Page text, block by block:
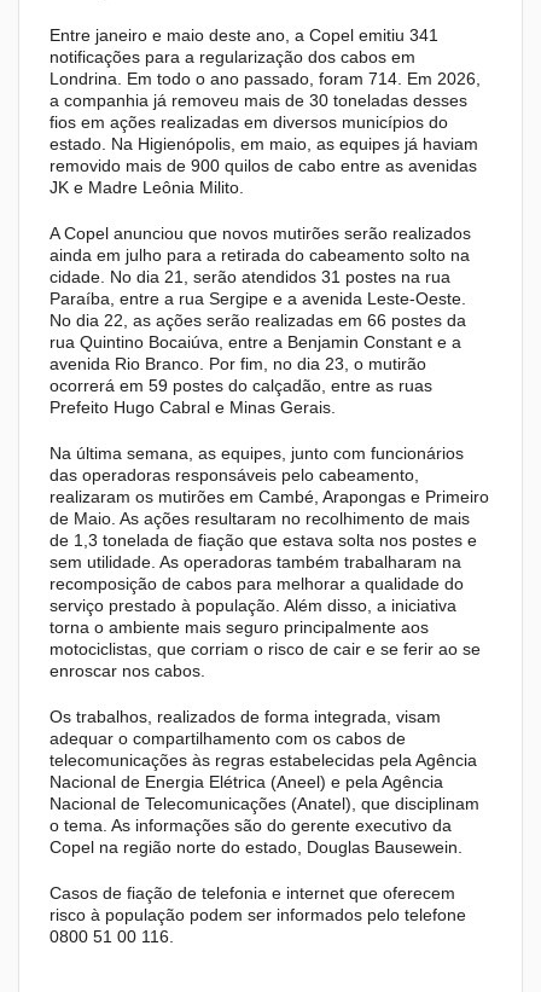
Entre janeiro e maio deste ano, a Copel emitiu 341
notificações para a regularização dos cabos em
Londrina. Em todo o ano passado, foram 714. Em 2026,
a companhia já removeu mais de 30 toneladas desses
fios em ações realizadas em diversos municípios do
estado. Na Higienópolis, em maio, as equipes já haviam
removido mais de 900 quilos de cabo entre as avenidas
JK e Madre Leônia Milito.
A Copel anunciou que novos mutirões serão realizados
ainda em julho para a retirada do cabeamento solto na
cidade. No dia 21, serão atendidos 31 postes na rua
Paraíba, entre a rua Sergipe e a avenida Leste-Oeste.
No dia 22, as ações serão realizadas em 66 postes da
rua Quintino Bocaiúva, entre a Benjamin Constant e a
avenida Rio Branco. Por fim, no dia 23, o mutirão
ocorrerá em 59 postes do calçadão, entre as ruas
Prefeito Hugo Cabral e Minas Gerais.
Na última semana, as equipes, junto com funcionários
das operadoras responsáveis pelo cabeamento,
realizaram os mutirões em Cambé, Arapongas e Primeiro
de Maio. As ações resultaram no recolhimento de mais
de 1,3 tonelada de fiação que estava solta nos postes e
sem utilidade. As operadoras também trabalharam na
recomposição de cabos para melhorar a qualidade do
serviço prestado à população. Além disso, a iniciativa
torna o ambiente mais seguro principalmente aos
motociclistas, que corriam o risco de cair e se ferir ao se
enroscar nos cabos.
Os trabalhos, realizados de forma integrada, visam
adequar o compartilhamento com os cabos de
telecomunicações às regras estabelecidas pela Agência
Nacional de Energia Elétrica (Aneel) e pela Agência
Nacional de Telecomunicações (Anatel), que disciplinam
o tema. As informações são do gerente executivo da
Copel na região norte do estado, Douglas Bausewein.
Casos de fiação de telefonia e internet que oferecem
risco à população podem ser informados pelo telefone
0800 51 00 116.